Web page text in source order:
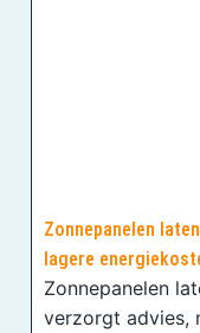
Zonnepanelen
lagere
Zonnepanelen
verzorgt advies,